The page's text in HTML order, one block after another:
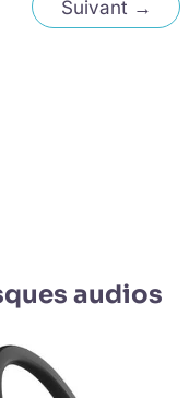
Suivant →
audios